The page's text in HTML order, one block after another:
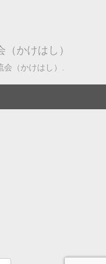
かけはし）
会（かけはし）.